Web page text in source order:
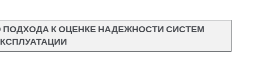
К ОЦЕНКЕ НАДЕЖНОСТИ СИСТЕМ